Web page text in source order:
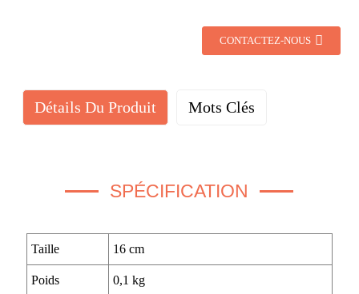
CONTACTEZ-NOUS
Détails Du Produit Mots Clés
SPÉCIFICATION
Taille 16 cm
Poids 0,1 kg